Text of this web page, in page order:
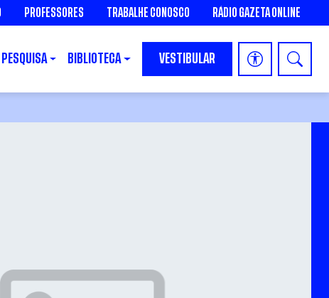
PROFESSORES TRABALHE CONOSCO RÁDIO GAZETA ONLINE
PESQUISA BIBLIOTECA VESTIBULAR